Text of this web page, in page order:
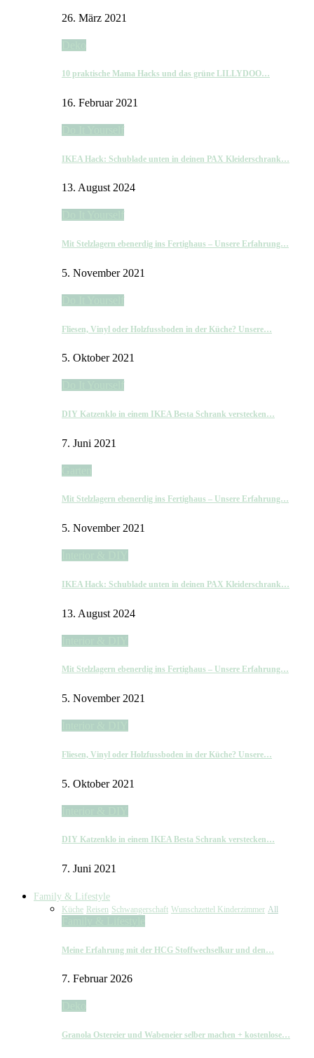
26. März 2021
10 praktische Mama Hacks und das grüne LILLYDOO…
16. Februar 2021
IKEA Hack: Schublade unten in deinen PAX Kleiderschrank…
13. August 2024
Mit Stelzlagern ebenerdig ins Fertighaus – Unsere Erfahrung…
5. November 2021
Fliesen, Vinyl oder Holzfussboden in der Küche? Unsere…
5. Oktober 2021
DIY Katzenklo in einem IKEA Besta Schrank verstecken…
7. Juni 2021
Mit Stelzlagern ebenerdig ins Fertighaus – Unsere Erfahrung…
5. November 2021
IKEA Hack: Schublade unten in deinen PAX Kleiderschrank…
13. August 2024
Mit Stelzlagern ebenerdig ins Fertighaus – Unsere Erfahrung…
5. November 2021
Fliesen, Vinyl oder Holzfussboden in der Küche? Unsere…
5. Oktober 2021
DIY Katzenklo in einem IKEA Besta Schrank verstecken…
7. Juni 2021
Family & Lifestyle
Küche Reisen Schwangerschaft Wunschzettel Kinderzimmer All
Meine Erfahrung mit der HCG Stoffwechselkur und den…
7. Februar 2026
Granola Ostereier und Wabeneier selber machen + kostenlose…